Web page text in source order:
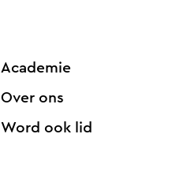
Academie
Over ons
Word ook lid